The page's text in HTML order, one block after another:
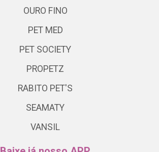
OURO FINO
PET MED
PET SOCIETY
PROPETZ
RABITO PET'S
SEAMATY
VANSIL